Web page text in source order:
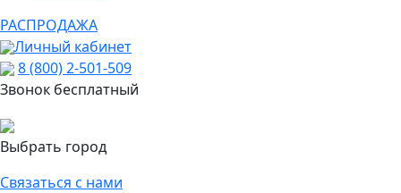
РАСПРОДАЖА
Личный кабинет
8 (800) 2-501-509
Звонок бесплатный
Выбрать город
Связаться с нами